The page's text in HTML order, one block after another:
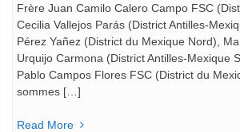
Frère Juan Camilo Calero Campo FSC
Cecilia Vallejos Parás (District Antilles-
Pérez Yañez (District du Mexique Nord),
Urquijo Carmona (District Antilles-Mexique
Pablo Campos Flores FSC (District du
sommes […]
Read More